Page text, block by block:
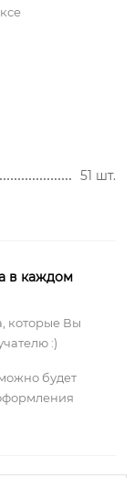
51 шт.
в каждом
которые Вы
:)
будет